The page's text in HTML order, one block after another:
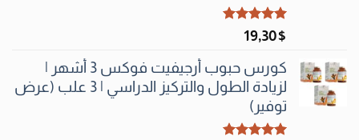
تم التقييم
5.00من 5
19٫30$
كورس حبوب أرجيفيت فوكس 3 أشهر |
لزيادة الطول والتركيز الدراسي | 3 علب (عرض
توفير)